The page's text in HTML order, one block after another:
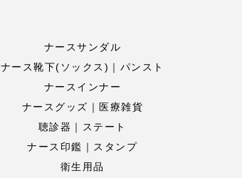
ナースサンダル
ナース靴下(ソックス)｜パンスト
ナースインナー
ナースグッズ｜医療雑貨
聴診器｜ステート
ナース印鑑｜スタンプ
衛生用品